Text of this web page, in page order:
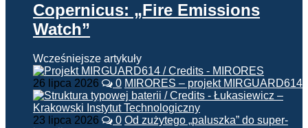
Copernicus: „Fire Emissions
Watch”
Wcześniejsze artykuły
26 lipca 2026 0 MIRORES – projekt MIRGUARD614
23 lipca 2026 0 Od zużytego „paluszka” do super-